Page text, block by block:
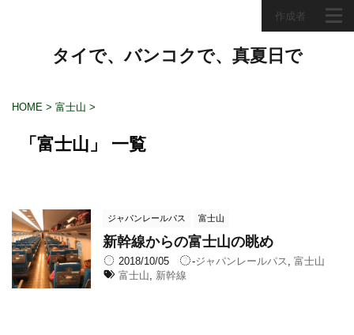
作成者
タイで、バンコクで、真夏日で
HOME > 富士山 >
「富士山」 一覧
ジャパンレールパス 富士山
新幹線からの富士山の眺め
2018/10/05 -ジャパンレールパス
富士山
富士山
新幹線